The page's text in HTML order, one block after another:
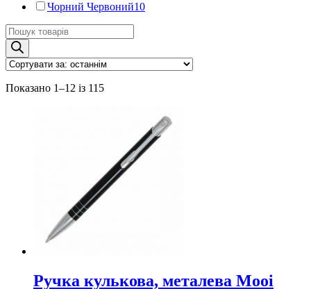
Чорний Червоний10
Пошук
товарів
Показано 1–12 із 115
Ручка кулькова, металева Mooi